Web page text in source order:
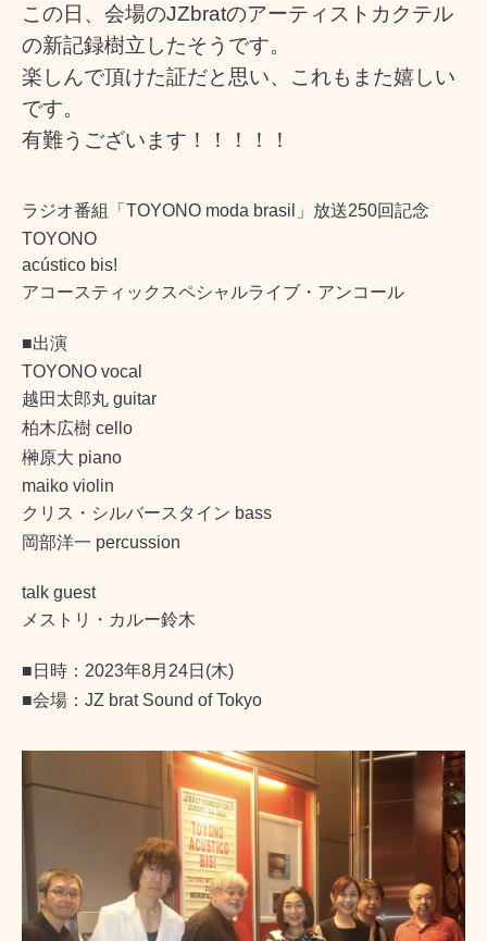
この日、会場のJZbratのアーティストカクテル
の新記録樹立したそうです。
楽しんで頂けた証だと思い、これもまた嬉しい
です。
有難うございます！！！！！
ラジオ番組「 TOYONO moda brasil 」放送250回記念
TOYONO
acústico bis!
アコースティックスペシャルライブ・アンコール
■出演
TOYONO vocal
越田太郎丸 guitar
柏木広樹 cello
榊原大 piano
maiko violin
クリス・シルバースタイン bass
岡部洋一 percussion
talk guest
メストリ・カルー鈴木
■ 日時： 2023年8月 24日 (木)
■会場： JZ brat Sound of Tokyo